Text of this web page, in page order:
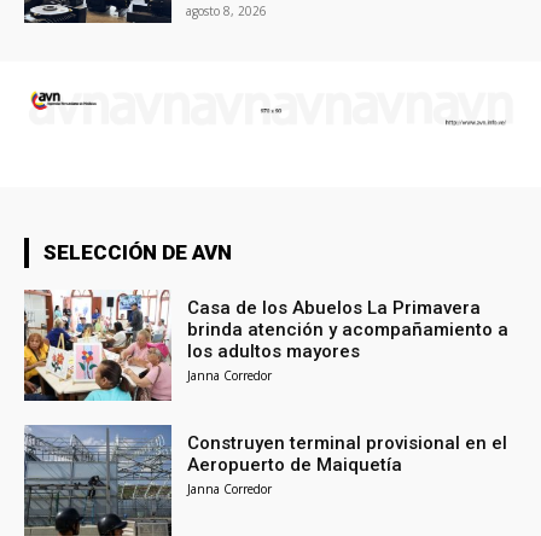
agosto 8, 2026
SELECCIÓN DE AVN
Casa de los Abuelos La Primavera
brinda atención y acompañamiento a
los adultos mayores
Janna Corredor
Construyen terminal provisional en el
Aeropuerto de Maiquetía
Janna Corredor